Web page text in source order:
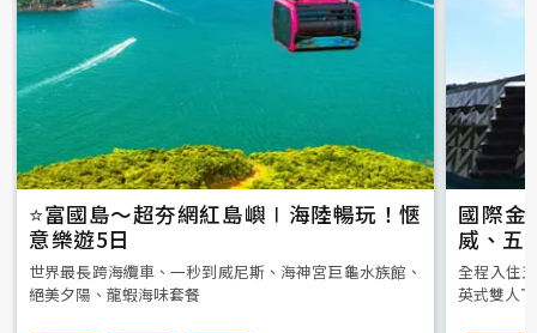
⭐️富國島～超夯網紅島嶼∣海陸暢玩！愜
意樂遊5日
世界最長跨海纜車、一秒到威尼斯、海神宮巨龜水族館、
絕美夕陽、龍蝦海味套餐
國際金
威、五
全程入住
英式雙人